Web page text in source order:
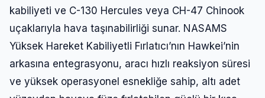
kabiliyeti ve C-130 Hercules veya CH-47 Chinook
uçaklarıyla hava taşınabilirliği sunar. NASAMS
Yüksek Hareket Kabiliyetli Fırlatıcı’nın Hawkei’nin
arkasına entegrasyonu, aracı hızlı reaksiyon süresi
ve yüksek operasyonel esnekliğe sahip, altı adet